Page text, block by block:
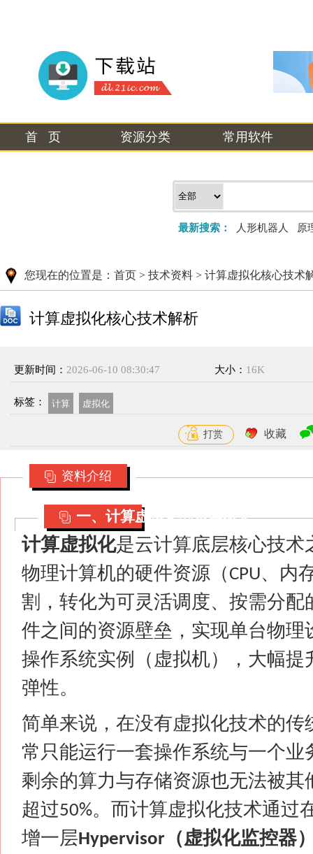
首 页 资源分类 常用软件
最新搜索： 人形机器人 原
您现在的位置是： 首页 > 技术资料 > 计算虚拟化核心技术
计算虚拟化核心技术解析
更新时间： 2026-06-10 08:30:47 大小： 16K
标签： 计算 虚拟化
打赏 收藏
资料介绍
一、计算虚拟化的基本概念
计算虚拟化是云计算底层核心技术
物理计算机的硬件资源（CPU、内
割，转化为可灵活调度、按需分
件之间的资源壁垒，实现单台物
操作系统实例（虚拟机），大幅
弹性。
简单来说，在没有虚拟化技术的
常只能运行一套操作系统与一个
剩余的算力与存储资源也无法被
超过50%。而计算虚拟化技术通过
增一层Hypervisor （虚拟化监控器